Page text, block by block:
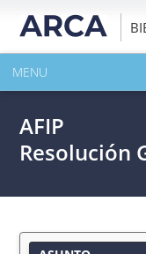
MENU
EXPANDIR TODO EL
AFIP
Resolución